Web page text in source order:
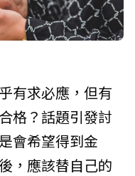
有求必應，但有
格？話題引發討
會希望得到金
，應該替自己的